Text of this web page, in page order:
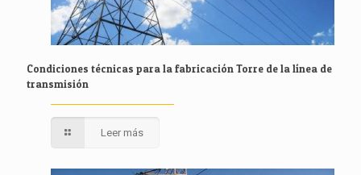
Condiciones técnicas para la fabricación Torre de la línea de
transmisión
Leer más